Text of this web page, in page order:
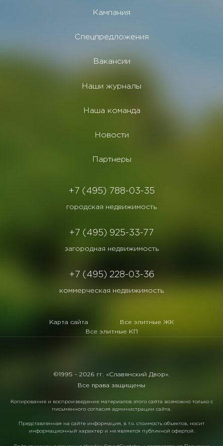
Кампания
Спецпредложения
Вакансии
Наши журналы
Наша команда
Новости
Партнеры
+7 (495) 788-03-35
городская недвижимость
+7 (495) 925-33-77
загородная недвижимость
+7 (495) 228-03-36
коммерческая недвижимость
Карта сайта
Все элитные ЖК
Все элитные КП
©1995 - 2026 гг. «Славянский Двор».
Все права защищены
Копирование и воспроизведение материалов этого сайта возможно только с
письменного согласия администрации сайта.
Представленная на сайте информация, в т.ч. стоимость объектов, носит
информационный характер и не является публичной офертой.